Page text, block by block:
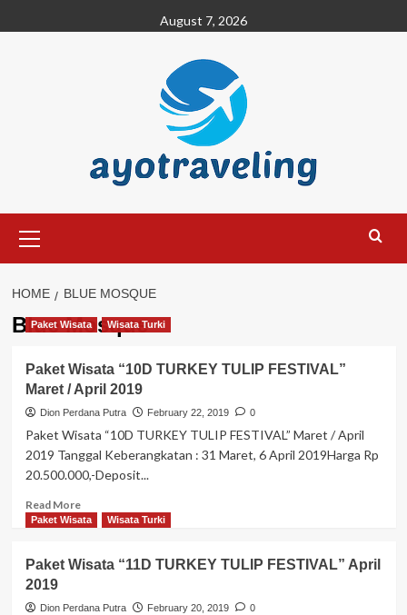
to
August 7, 2026
Menu
HOME BLUE MOSQUE
Blue Mosque
Paket Wisata Wisata Turki
Paket Wisata “10D TURKEY TULIP FESTIVAL”
Maret / April 2019
Dion Perdana Putra February 22, 2019 0
Paket Wisata “10D TURKEY TULIP FESTIVAL” Maret / April
2019 Tanggal Keberangkatan : 31 Maret, 6 April 2019Harga Rp
20.500.000,-Deposit...
Read MoreRead
more
Wisata
TURKEY
Paket Wisata Wisata Turki
Paket Wisata “11D TURKEY TULIP FESTIVAL” April
2019
Dion Perdana Putra February 20, 2019 0